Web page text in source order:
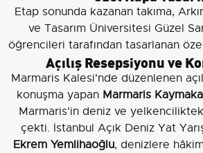
Etap sonunda kazanan takıma,
ve Tasarım Üniversitesi Güzel
öğrencileri tarafından tasarlanan
Açılış Resepsiyonu ve
Marmaris Kalesi'nde düzenlenen
konuşma yapan Marmaris
Marmaris'in deniz ve
çekti. İstanbul Açık Deniz Yat
Ekrem Yemlihaoğlu, denizlere